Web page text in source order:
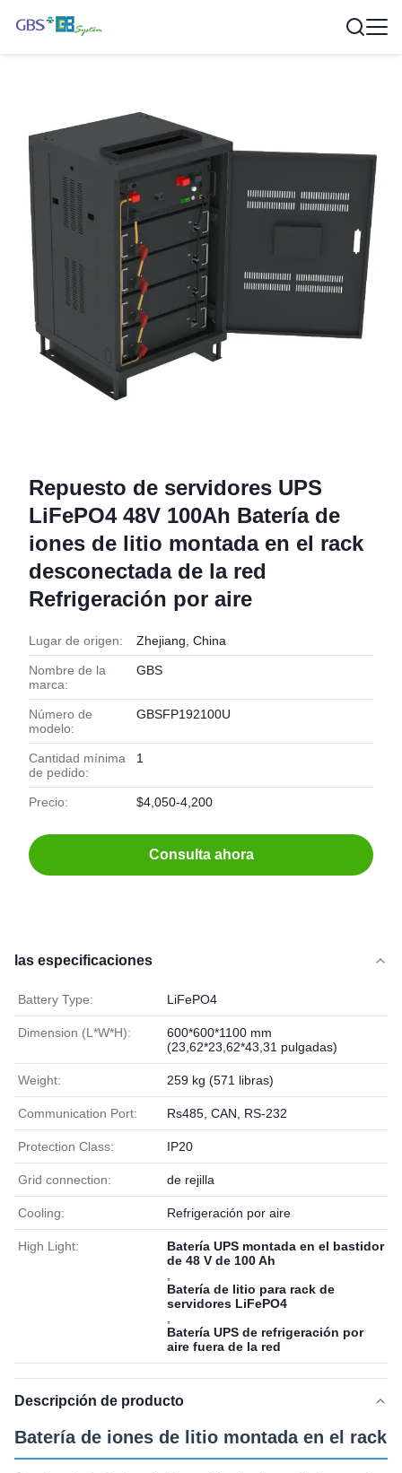
Repuesto de servidores UPS
LiFePO4 48V 100Ah Batería de
iones de litio montada en el rack
desconectada de la red
Refrigeración por aire
Lugar de origen: Zhejiang, China
Nombre de la
marca:
GBS
Número de
modelo:
GBSFP192100U
Cantidad mínima
de pedido:
1
Precio: $4,050-4,200
Consulta ahora
las especificaciones
Battery Type: LiFePO4
Dimension (L*W*H):
600*600*1100 mm
(23,62*23,62*43,31 pulgadas)
Weight: 259 kg (571 libras)
Communication Port: Rs485, CAN, RS-232
Protection Class: IP20
Grid connection: de rejilla
Cooling: Refrigeración por aire
High Light:
Batería UPS montada en el bastidor
de 48 V de 100 Ah
Batería de litio para rack de
servidores LiFePO4
Batería UPS de refrigeración por
aire fuera de la red
Descripción de producto
Batería de iones de litio montada en el rack